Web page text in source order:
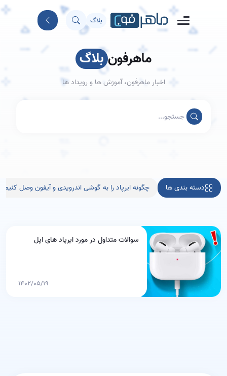
بلاگ
ماهرفون بلاگ
اخبار ماهرفون، آموزش ها و رویداد ها
دسته بندی ها چگونه ایرپاد را به گوشی اندرویدی و آیفون وصل کنیم
سوالات متداول در مورد ایرپاد های اپل
۱۴۰۲/۰۵/۱۹